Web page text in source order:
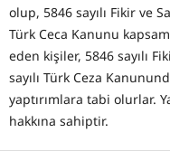
olup, 5846 sayılı Fikir ve
Türk Ceca Kanunu
eden kişiler, 5846 sayılı
sayılı Türk Ceza
yaptırımlara tabi olurlar.
hakkına sahiptir.